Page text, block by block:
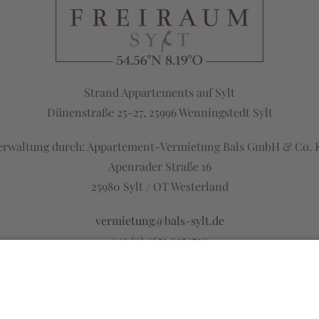
Strand Appartements auf Sylt
Dünenstraße 25-27, 25996 Wenningstedt Sylt
durch: Appartement-Vermietung Bals GmbH & Co.
Apenrader Straße 16
25980 Sylt / OT Westerland
vermietung@bals-sylt.de
+49 (0) 4651 9954710